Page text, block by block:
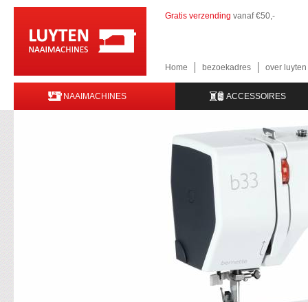
Gratis verzending vanaf €50,-
Home bezoekadres over
NAAIMACHINES ACCESSOIRES